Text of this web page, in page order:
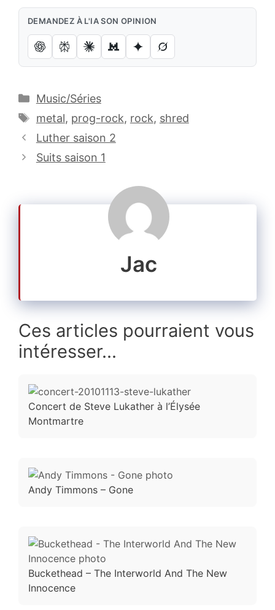
DEMANDEZ À L'IA SON OPINION
Catégories
Music/Séries
Étiquettes
metal, prog-rock, rock, shred
Luther saison 2
Suits saison 1
Jac
Ces articles pourraient vous
intéresser...
Concert de Steve Lukather à l’Élysée
Montmartre
Andy Timmons – Gone
Buckethead – The Interworld And The New
Innocence